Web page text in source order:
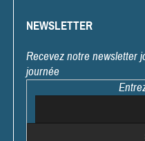
NEWSLETTER
Recevez notre newsletter
journée